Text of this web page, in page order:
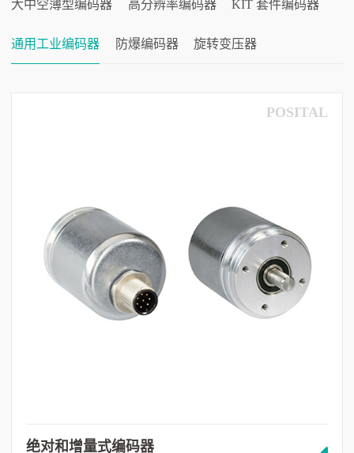
大中空薄型编码器 高分辨率编码器 KIT 套件编码器
通用工业编码器 防爆编码器 旋转变压器
POSITAL
绝对和增量式编码器